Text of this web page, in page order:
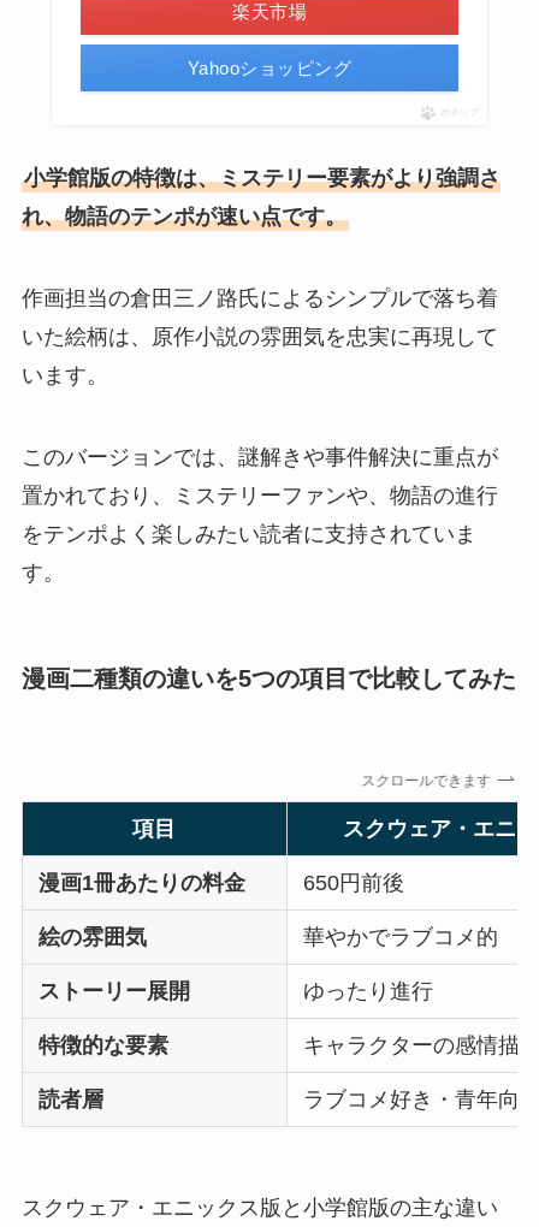
楽天市場
Yahooショッピング
ポチップ
小学館版の特徴は、ミステリー要素がより強調さ
れ、物語のテンポが速い点です。
作画担当の倉田三ノ路氏によるシンプルで落ち着
いた絵柄は、原作小説の雰囲気を忠実に再現して
います。
このバージョンでは、謎解きや事件解決に重点が
置かれており、ミステリーファンや、物語の進行
をテンポよく楽しみたい読者に支持されていま
す。
漫画二種類の違いを5つの項目で比較してみた
スクロールできます
項目 スクウェア・エニ
漫画1冊あたりの料金 650円前後
絵の雰囲気 華やかでラブコメ的
ストーリー展開 ゆったり進行
特徴的な要素 キャラクターの感情描
読者層 ラブコメ好き・青年向
スクウェア・エニックス版と小学館版の主な違い